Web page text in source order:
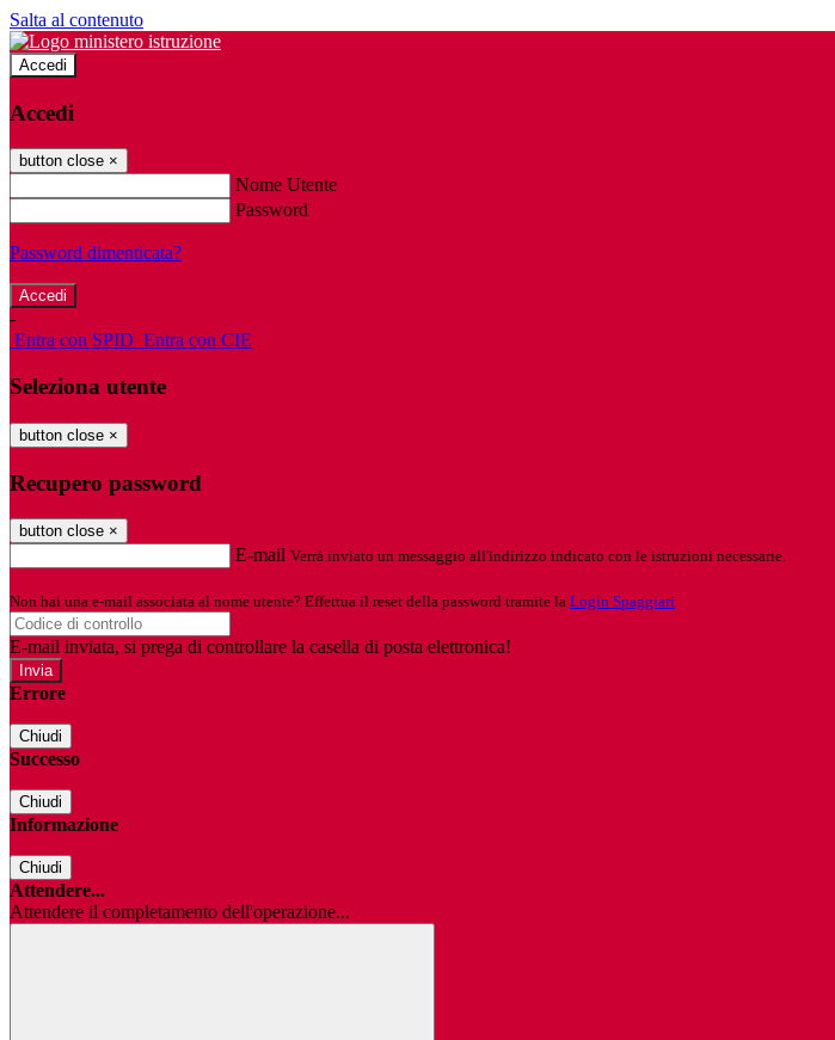
Salta al contenuto
Accedi
Accedi
button close ×
Nome Utente
Password
Password dimenticata?
-
Entra con SPID Entra con CIE
Seleziona utente
button close ×
Recupero password
button close ×
E-mail Verrà inviato un messaggio all'indirizzo indicato con le istruzioni necessarie.
Non hai una e-mail associata al nome utente? Effettua il reset della password tramite la Login Spaggiari
E-mail inviata, si prega di controllare la casella di posta elettronica!
Errore
Chiudi
Successo
Chiudi
Informazione
Chiudi
Attendere...
Attendere il completamento dell'operazione...